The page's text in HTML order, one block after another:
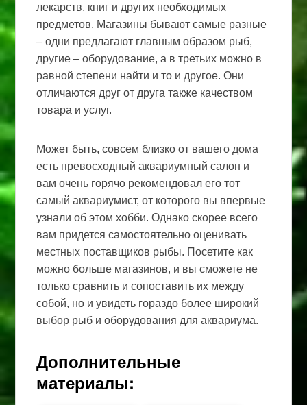
лекарств, книг и других необходимых
предметов. Магазины бывают самые разные
– одни предлагают главным образом рыб,
другие – оборудование, а в третьих можно в
равной степени найти и то и другое. Они
отличаются друг от друга также качеством
товара и услуг.
Может быть, совсем близко от вашего дома
есть превосходный аквариумный салон и
вам очень горячо рекомендовал его тот
самый аквариумист, от которого вы впервые
узнали об этом хобби. Однако скорее всего
вам придется самостоятельно оценивать
местных поставщиков рыбы. Посетите как
можно больше магазинов, и вы сможете не
только сравнить и сопоставить их между
собой, но и увидеть гораздо более широкий
выбор рыб и оборудования для аквариума.
Дополнительные
материалы: